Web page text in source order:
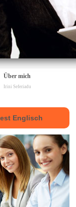
Über mich
Irini Seferiadu
Englisch